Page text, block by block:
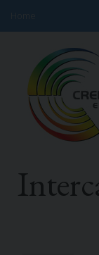
content
Informazioni
Programma
Partecipanti
Risorse